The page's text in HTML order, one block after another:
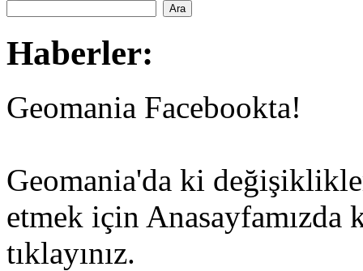
Haberler:
Geomania Facebookta!
Geomania'da ki
etmek için
tıklayınız.